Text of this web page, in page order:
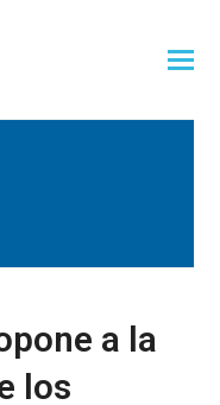
a la
los